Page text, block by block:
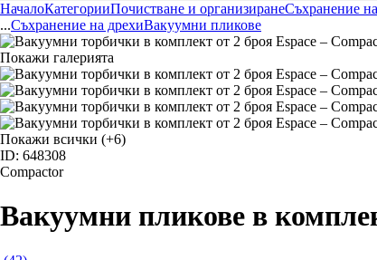
НачалоКатегорииПочистване и организиранеСъхранение
...Съхранение на дрехиВакуумни пликове
Покажи галерията
Покажи всички (+6)
ID: 648308
Compactor
Вакуумни пликове в